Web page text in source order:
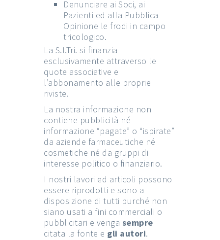
Denunciare ai Soci, ai
Pazienti ed alla Pubblica
Opinione le frodi in campo
tricologico.
La S.I.Tri. si finanzia
esclusivamente attraverso le
quote associative e
l’abbonamento alle proprie
riviste.
La nostra informazione non
contiene pubblicità né
informazione “pagate” o “ispirate”
da aziende farmaceutiche né
cosmetiche né da gruppi di
interesse politico o finanziario.
I nostri lavori ed articoli possono
essere riprodotti e sono a
disposizione di tutti purché non
siano usati a fini commerciali o
pubblicitari e venga sempre
citata la fonte e gli autori.